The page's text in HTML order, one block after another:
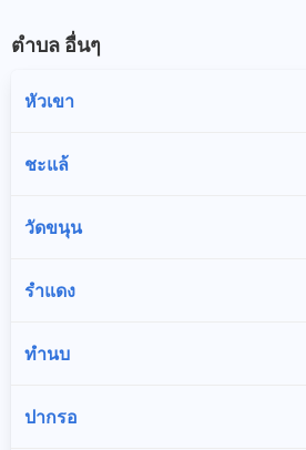
ตำบล อื่นๆ
หัวเขา
ชะแล้
วัดขนุน
รำแดง
ทำนบ
ปากรอ